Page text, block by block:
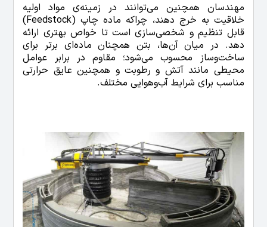
مهندسان همچنین می‌توانند در زمینه‌ی مواد اولیه
خلاقیت به خرج دهند، چراکه ماده چاپ (Feedstock)
قابل تنظیم و شخصی‌سازی است تا خواص بهتری ارائه
دهد. در میان آن‌ها، بتن همچنان ماده‌ای برتر برای
ساخت‌وساز محسوب می‌شود؛ مقاوم در برابر عوامل
محیطی مانند آتش و رطوبت و همچنین عایق حرارتی
مناسب برای شرایط آب‌وهوایی مختلف.